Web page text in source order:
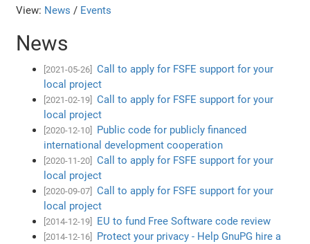
View: News / Events
News
[2021-05-26]
Call to apply for FSFE support for your
local project
[2021-02-19]
Call to apply for FSFE support for your
local project
[2020-12-10]
Public code for publicly financed
international development cooperation
[2020-11-20]
Call to apply for FSFE support for your
local project
[2020-09-07]
Call to apply for FSFE support for your
local project
[2014-12-19] EU to fund Free Software code review
[2014-12-16]
Protect your privacy - Help GnuPG hire a